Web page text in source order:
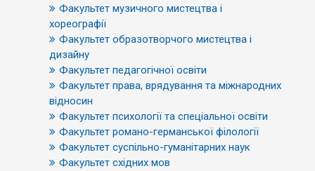
Факультет музичного мистецтва і
хореографії
Факультет образотворчого мистецтва і
дизайну
Факультет педагогічної освіти
Факультет права, врядування та міжнародних
відносин
Факультет психології та спеціальної освіти
Факультет романо-германської філології
Факультет суспільно-гуманітарних наук
Факультет східних мов